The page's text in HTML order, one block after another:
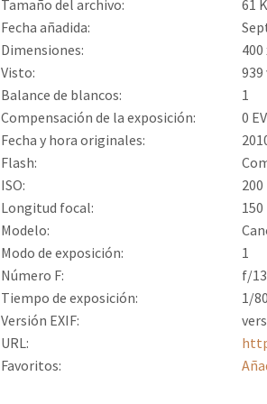
Tamaño del archivo:
61
Fecha añadida:
Dimensiones:
Visto:
Balance de blancos:
1
Compensación de la exposición:
0 EV
Fecha y hora originales:
Flash:
ISO:
200
Longitud focal:
Modelo:
Modo de exposición:
1
Número F:
f/13
Tiempo de exposición:
1/
Versión EXIF:
URL:
Favoritos: